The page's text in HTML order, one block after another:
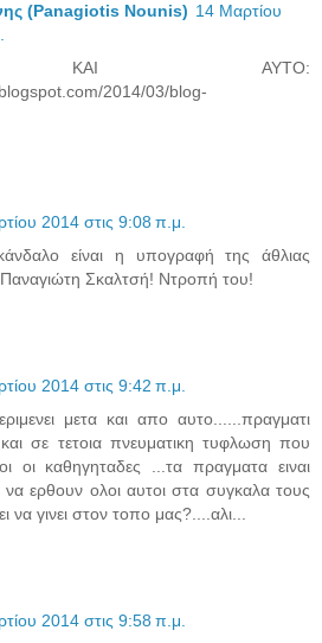
(Panagiotis Nounis) 14 Μαρτίου
ΚΑΙ ΑΥΤΟ:
2014/03/blog-
2014 στις 9:08 π.μ.
είναι η υπογραφή της άθλιας
Σκαλτσή! Ντροπή του!
2014 στις 9:42 π.μ.
μετα και απο αυτο......πραγματι
σε τετοια πνευματικη τυφλωση που
οι καθηγηταδες ...τα πραγματα ειναι
ερθουν ολοι αυτοι στα συγκαλα τους
να γινει στον τοπο μας?....αλι...
2014 στις 9:58 π.μ.